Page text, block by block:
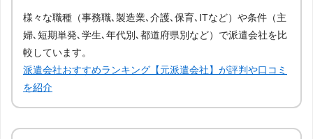
栃木 群馬 埼玉 千葉
神奈川
山梨 長野 岐阜 静岡
様々な職種（事務職､製造業､介護､保育､ITなど）や条件（主
婦､短期単発､学生､年代別､都道府県別など）で派遣会社を比
較しています。
派遣会社おすすめランキング【元派遣会社】が評判や口コミ
を紹介